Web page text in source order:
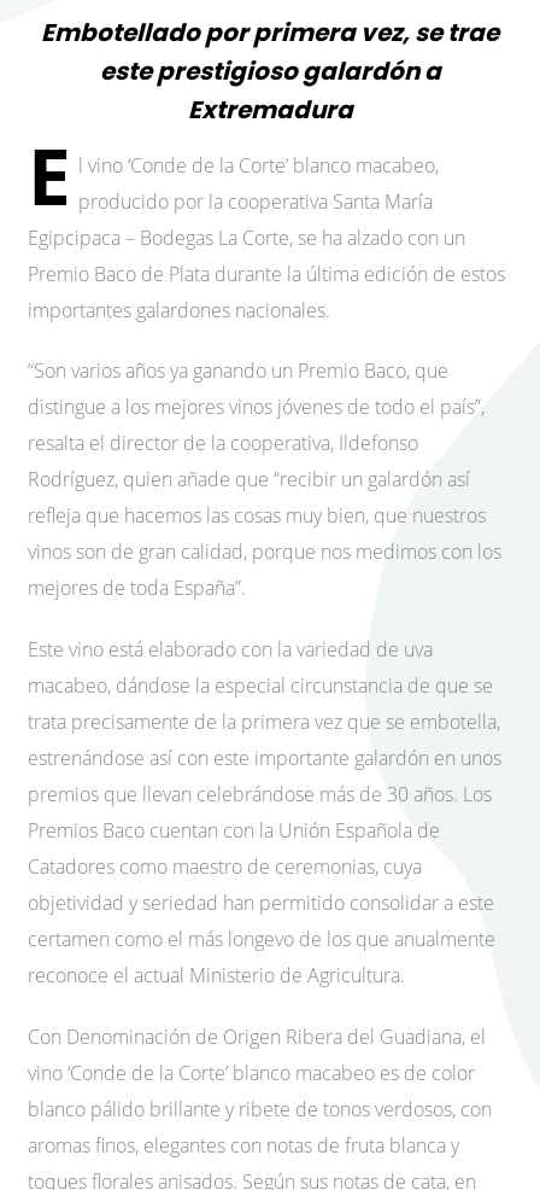
Embotellado por primera vez, se trae
este prestigioso galardón a
Extremadura
E l vino ‘Conde de la Corte’ blanco macabeo,
producido por la cooperativa Santa María
Egipcipaca – Bodegas La Corte, se ha alzado con un
Premio Baco de Plata durante la última edición de estos
importantes galardones nacionales.
“Son varios años ya ganando un Premio Baco, que
distingue a los mejores vinos jóvenes de todo el país”,
resalta el director de la cooperativa, Ildefonso
Rodríguez, quien añade que “recibir un galardón así
refleja que hacemos las cosas muy bien, que nuestros
vinos son de gran calidad, porque nos medimos con los
mejores de toda España”.
Este vino está elaborado con la variedad de uva
macabeo, dándose la especial circunstancia de que se
trata precisamente de la primera vez que se embotella,
estrenándose así con este importante galardón en unos
premios que llevan celebrándose más de 30 años. Los
Premios Baco cuentan con la Unión Española de
Catadores como maestro de ceremonias, cuya
objetividad y seriedad han permitido consolidar a este
certamen como el más longevo de los que anualmente
reconoce el actual Ministerio de Agricultura.
Con Denominación de Origen Ribera del Guadiana, el
vino ‘Conde de la Corte’ blanco macabeo es de color
blanco pálido brillante y ribete de tonos verdosos, con
aromas finos, elegantes con notas de fruta blanca y
toques florales anisados. Según sus notas de cata, en